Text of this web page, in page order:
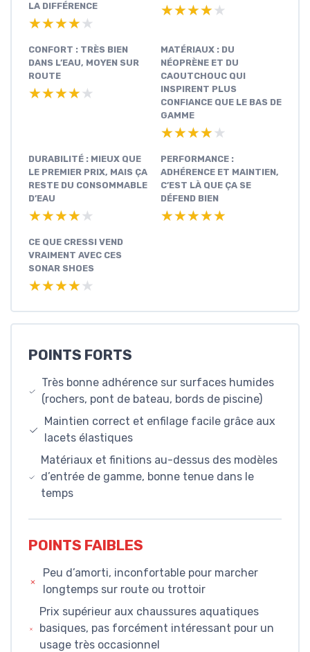
LA DIFFÉRENCE
★★★★★
★★★★★
★★★★★
★★★★★
CONFORT : TRÈS BIEN
DANS L’EAU, MOYEN SUR
ROUTE
★★★★★
★★★★★
MATÉRIAUX : DU
NÉOPRÈNE ET DU
CAOUTCHOUC QUI
INSPIRENT PLUS
CONFIANCE QUE LE BAS DE
GAMME
★★★★★
★★★★★
DURABILITÉ : MIEUX QUE
LE PREMIER PRIX, MAIS ÇA
RESTE DU CONSOMMABLE
D’EAU
★★★★★
★★★★★
PERFORMANCE :
ADHÉRENCE ET MAINTIEN,
C’EST LÀ QUE ÇA SE
DÉFEND BIEN
★★★★★
★★★★★
CE QUE CRESSI VEND
VRAIMENT AVEC CES
SONAR SHOES
★★★★★
★★★★★
POINTS FORTS
Très bonne adhérence sur surfaces humides
(rochers, pont de bateau, bords de piscine)
Maintien correct et enfilage facile grâce aux
lacets élastiques
Matériaux et finitions au-dessus des modèles
d’entrée de gamme, bonne tenue dans le
temps
POINTS FAIBLES
Peu d’amorti, inconfortable pour marcher
longtemps sur route ou trottoir
Prix supérieur aux chaussures aquatiques
basiques, pas forcément intéressant pour un
usage très occasionnel